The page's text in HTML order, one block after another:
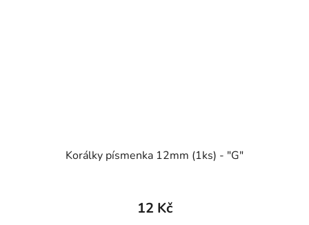
Korálky písmenka 12mm (1ks) - "G"
12 Kč